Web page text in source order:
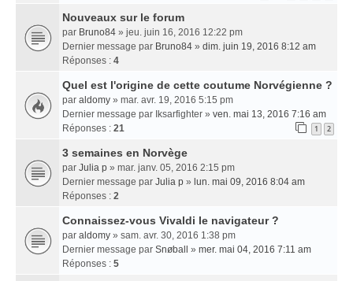
Nouveaux sur le forum
par Bruno84 » jeu. juin 16, 2016 12:22 pm
Dernier message par Bruno84 » dim. juin 19, 2016 8:12 am
Réponses : 4
Quel est l'origine de cette coutume Norvégienne ?
par aldomy » mar. avr. 19, 2016 5:15 pm
Dernier message par Iksarfighter » ven. mai 13, 2016 7:16 am
Réponses : 21 1 2
3 semaines en Norvège
par Julia p » mar. janv. 05, 2016 2:15 pm
Dernier message par Julia p » lun. mai 09, 2016 8:04 am
Réponses : 2
Connaissez-vous Vivaldi le navigateur ?
par aldomy » sam. avr. 30, 2016 1:38 pm
Dernier message par Snøball » mer. mai 04, 2016 7:11 am
Réponses : 5